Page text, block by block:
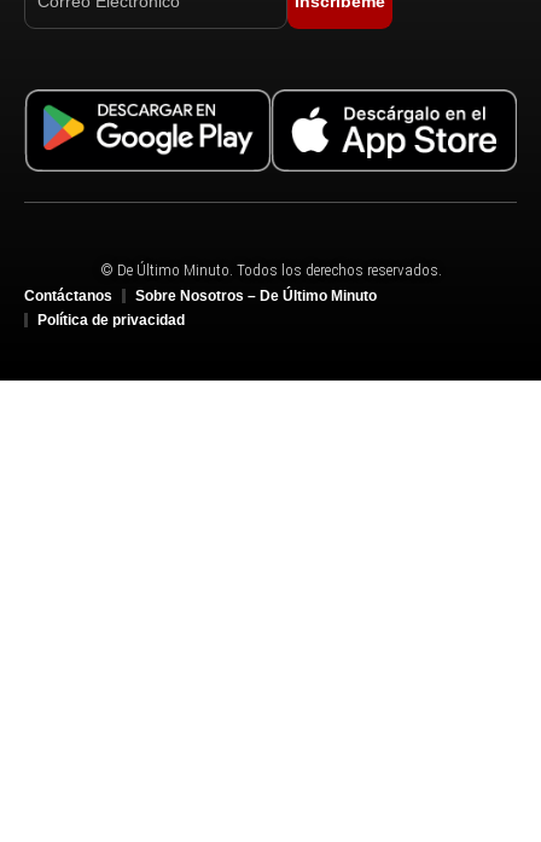
© De Último Minuto. Todos los derechos reservados.
Contáctanos
Sobre Nosotros – De Último Minuto
Política de privacidad